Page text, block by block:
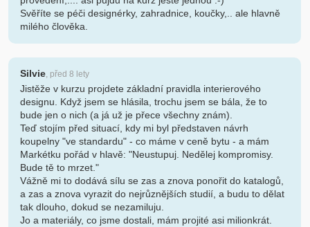
Svěříte se péči designérky, zahradnice, koučky,.. ale hlavně
milého člověka.
Silvie, před 8 lety
Jistěže v kurzu projdete základní pravidla interierového
designu. Když jsem se hlásila, trochu jsem se bála, že to
bude jen o nich (a já už je přece všechny znám).
Teď stojím před situací, kdy mi byl představen návrh
koupelny "ve standardu" - co máme v ceně bytu - a mám
Markétku pořád v hlavě: "Neustupuj. Nedělej kompromisy.
Bude tě to mrzet."
Vážně mi to dodává sílu se zas a znova ponořit do katalogů,
a zas a znova vyrazit do nejrůznějších studií, a budu to dělat
tak dlouho, dokud se nezamiluju.
Jo a materiály, co jsme dostali, mám projité asi milionkrát.